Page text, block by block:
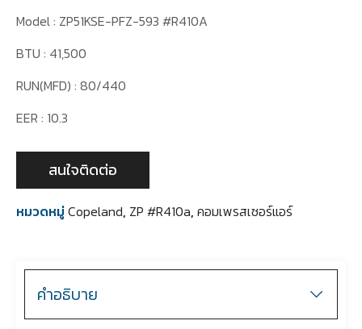
Model : ZP51KSE-PFZ-593 #R410A
BTU : 41,500
RUN(MFD) : 80/440
EER : 10.3
สนใจติดต่อ
หมวดหมู่Copeland, ZP #R410a, คอมเพรสเซอร์แอร์
คำอธิบาย